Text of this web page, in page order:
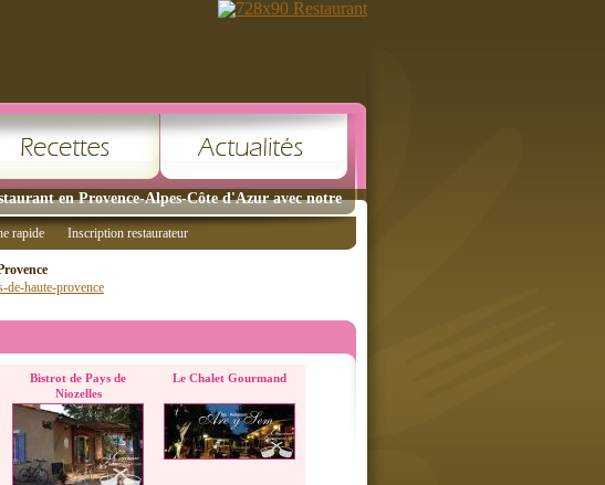
en Provence-Alpes-Côte d'Azur avec notre
rapide Inscription restaurateur
de-haute-provence
Bistrot de Pays de
Niozelles
Le Chalet Gourmand